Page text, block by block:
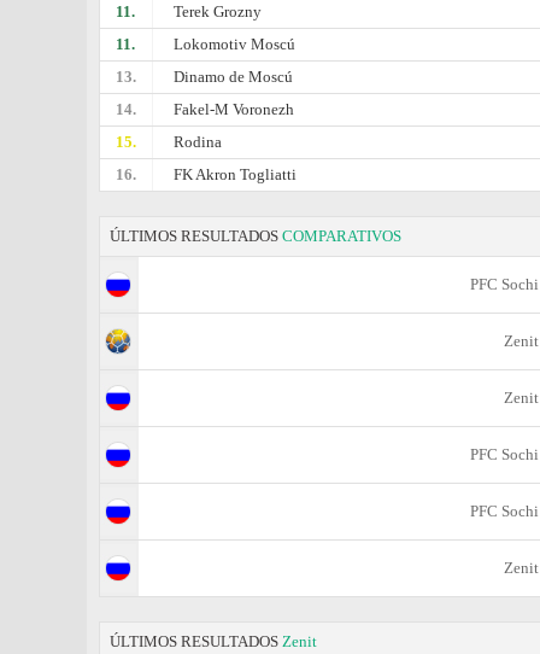
11. Terek Grozny
11.
Lokomotiv Moscú
13.
Dinamo de Moscú
14.
Fakel-M Voronezh
15.
Rodina
16.
FK Akron Togliatti
ÚLTIMOS RESULTADOS COMPARATIVOS
PFC Sochi
Zenit
Zenit
PFC Sochi
PFC Sochi
Zenit
ÚLTIMOS RESULTADOS Zenit